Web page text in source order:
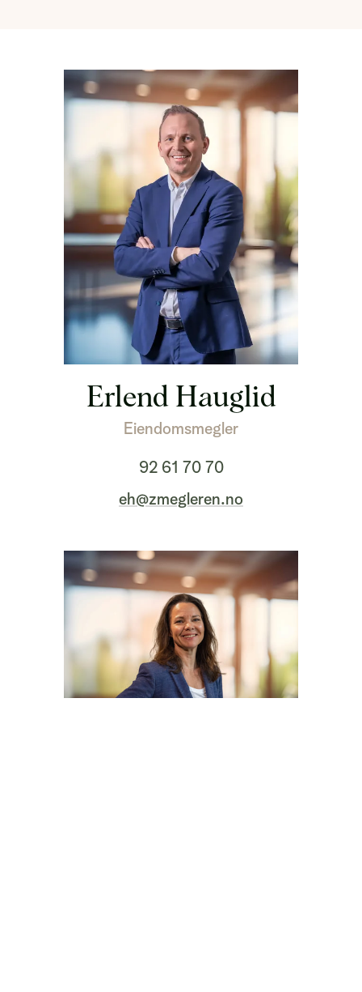
Erlend Hauglid
Eiendomsmegler
92 61 70 70
eh@zmegleren.no